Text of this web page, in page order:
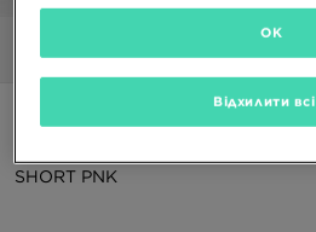
SHORT PNK
Відхилити всі
OK